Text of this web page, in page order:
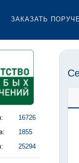
ЗАКАЗАТЬ
16726
1855
25294